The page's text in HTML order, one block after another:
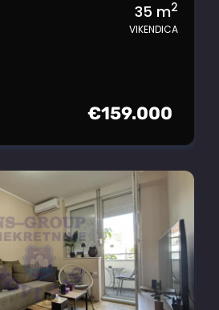
35 m2
VIKENDICA
€159.000